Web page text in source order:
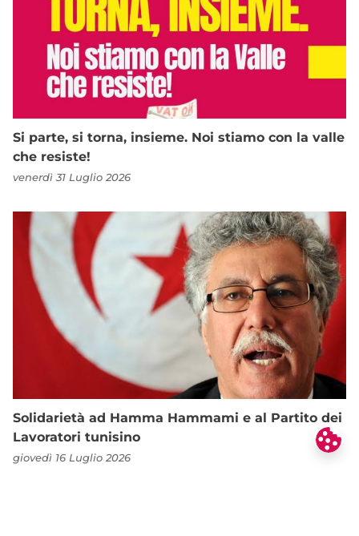
Si parte, si torna, insieme. Noi stiamo con la valle
che resiste!
venerdì 31 Luglio 2026
Solidarietà ad Hamma Hammami e al Partito dei
Lavoratori tunisino
giovedì 16 Luglio 2026